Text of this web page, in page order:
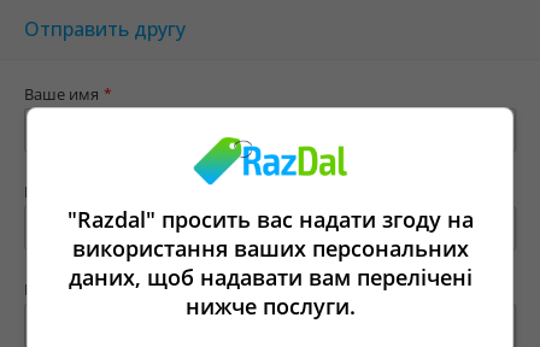
Отправить другу
Ваше имя *
Ваш e-mail
Имя твоего друга *
"Razdal" просить вас надати згоду на
використання ваших персональних
даних, щоб надавати вам перелічені
нижче послуги.